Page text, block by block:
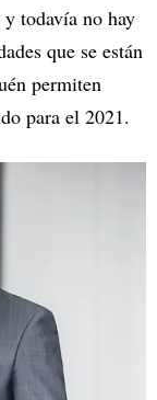
y todavía no hay
que se están
permiten
para el 2021.